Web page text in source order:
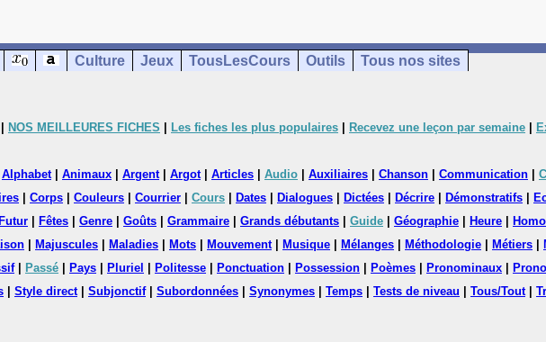
Culture Jeux TousLesCours Outils Tous nos sites
NOS MEILLEURES FICHES Les fiches les plus populaires Recevez une leçon par semaine
Alphabet| Animaux Argent| Argot| Articles Audio Auxiliaires Chanson Communication
Corps Couleurs Courrier Cours Dates Dialogues Dictées Décrire Démonstratifs
Futur Fêtes Genre Goûts Grammaire Grands débutants Guide Géographie Heure
Majuscules Maladies Mots Mouvement| Musique Mélanges Méthodologie Métiers
| Passé Pays Pluriel Politesse Ponctuation Possession Poèmes Pronominaux
Style direct| Subjonctif| Subordonnées Synonymes Temps Tests de niveau Tous/Tout|